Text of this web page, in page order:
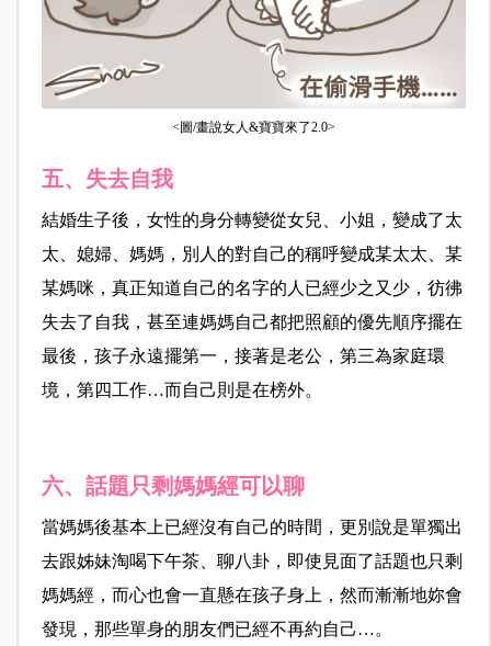
<圖/畫說女人&寶寶來了2.0>
五、失去自我
結婚生子後，女性的身分轉變從女兒、小姐，變成了太
太、媳婦、媽媽，別人的對自己的稱呼變成某太太、某
某媽咪，真正知道自己的名字的人已經少之又少，彷彿
失去了自我，甚至連媽媽自己都把照顧的優先順序擺在
最後，孩子永遠擺第一，接著是老公，第三為家庭環
境，第四工作…而自己則是在榜外。
六、話題只剩媽媽經可以聊
當媽媽後基本上已經沒有自己的時間，更別說是單獨出
去跟姊妹淘喝下午茶、聊八卦，即使見面了話題也只剩
媽媽經，而心也會一直懸在孩子身上，然而漸漸地妳會
發現，那些單身的朋友們已經不再約自己…。